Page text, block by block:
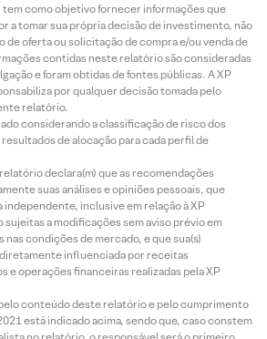
como objetivo fornecer informações que
a tomar sua própria decisão de investimento, não
oferta ou solicitação de compra e/ou venda de
contidas neste relatório são consideradas
e foram obtidas de fontes públicas. A XP
por qualquer decisão tomada pelo
relatório.
considerando a classificação de risco dos
de alocação para cada perfil de
declara(m) que as recomendações
suas análises e opiniões pessoais, que
independente, inclusive em relação à XP
a modificações sem aviso prévio em
condições de mercado, e que sua(s)
influenciada por receitas
e operações financeiras realizadas pela XP
conteúdo deste relatório e pelo cumprimento
está indicado acima, sendo que, caso constem